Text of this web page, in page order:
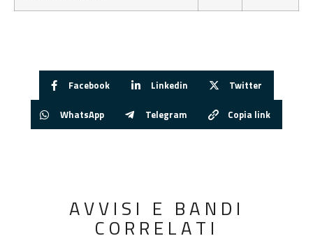
Facebook Linkedin Twitter
WhatsApp Telegram Copia link
AVVISI E BANDI
CORRELATI